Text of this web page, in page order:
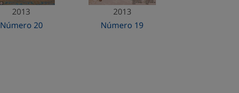
2013
Número 20
2013
Número 19